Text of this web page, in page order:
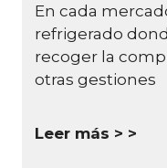
En cada
refrigerado
recoger la
otras gestiones
Leer más >